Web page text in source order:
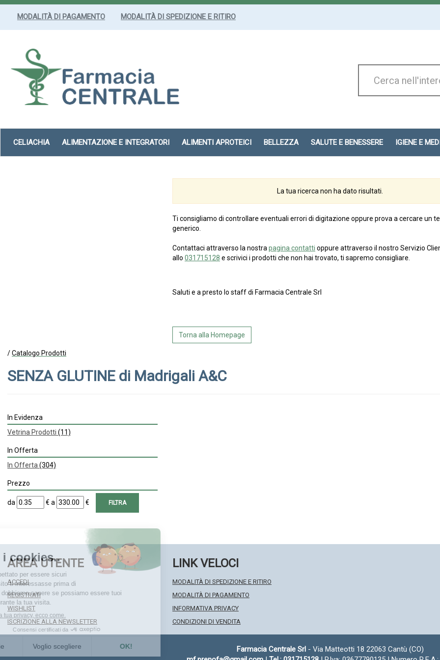
Passa
MODALITÀ DI PAGAMENTO MODALITÀ DI SPEDIZIONE E RITIRO
Prodotto
CELIACHIA ALIMENTAZIONE E INTEGRATORI ALIMENTI APROTEICI BELLEZZA SALUTE E BENESSERE IGIENE E
La tua ricerca non ha dato risultati.
Ti consigliamo di controllare eventuali errori di digitazione oppure prova a cercare un
generico.
Contattaci attraverso la nostra pagina contatti oppure attraverso il nostro Servizio
allo 031715128 e scrivici i prodotti che non hai trovato, ti sapremo consigliare.
Saluti e a presto lo staff di Farmacia Centrale Srl
Torna alla Homepage
/Catalogo Prodotti
SENZA GLUTINE di Madrigali A&C
In Evidenza
Vetrina Prodotti (11)
In Offerta
In Offerta (304)
Prezzo
filtra
da
da €
filtra
a
a €
AREA UTENTE
ACCEDI
REGISTRATI
WISHLIST
ISCRIZIONE ALLA NEWSLETTER
LINK VELOCI
MODALITÀ DI SPEDIZIONE E RITIRO
MODALITÀ DI PAGAMENTO
INFORMATIVA PRIVACY
CONDIZIONI DI VENDITA
Farmacia Centrale Srl- Via Matteotti 18 22063 Cantù (CO)